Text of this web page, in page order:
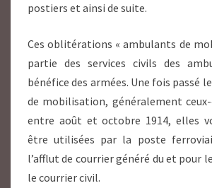
postiers et ainsi de suite.
Ces oblitérations « ambulants de
partie des services civils des
bénéfice des armées. Une fois passé
de mobilisation, généralement
entre août et octobre 1914, elles
être utilisées par la poste
l’afflut de courrier généré du et pour
le courrier civil.